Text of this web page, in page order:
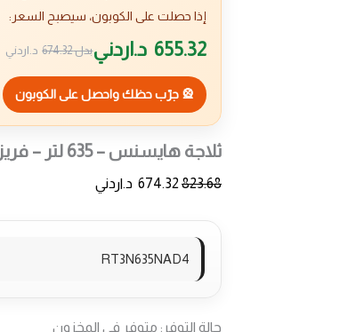
إذا حصلت على الكوبون، سيصبح السعر:
655.32 د.اردنيبدل674.32 د.اردني
🎡 جرّب حظك واحصل على الكوبون
ثلاجة هايسنس – 635 لتر – فريزر علوي – A+
823.68
674.32 د.اردني
RT3N635NAD4
حالة التوفر: متوفر في المخزون